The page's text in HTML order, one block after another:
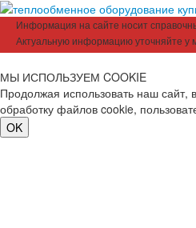
Информация на сайте носит
Актуальную информацию уточняйте у
МЫ ИСПОЛЬЗУЕМ COOKIE
Продолжая использовать наш сайт,
обработку файлов cookie,
OK